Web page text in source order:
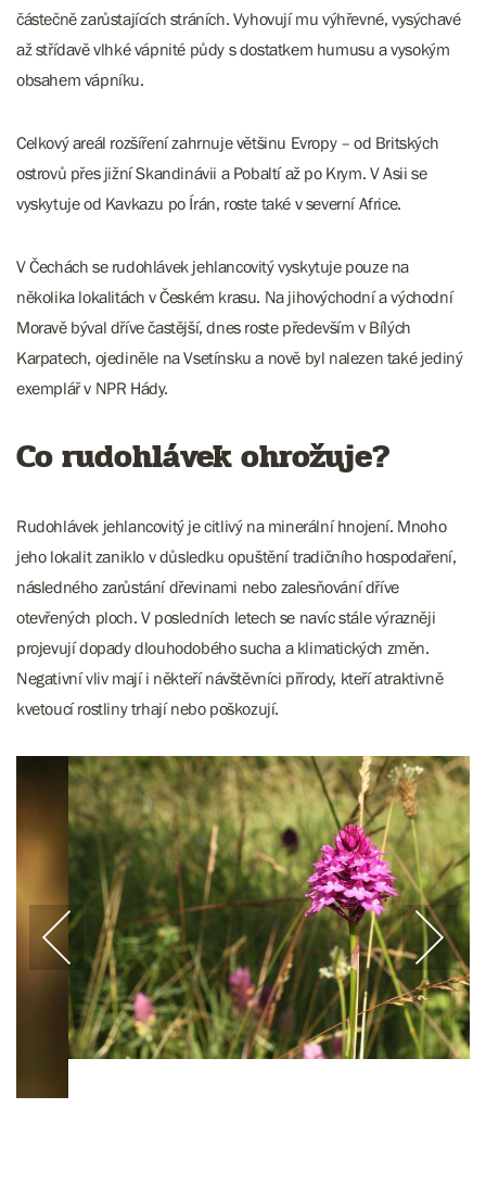
částečně zarůstajících stráních. Vyhovují mu výhřevné, vysýchavé
až střídavě vlhké vápnité půdy s dostatkem humusu a vysokým
obsahem vápníku.
Celkový areál rozšíření zahrnuje většinu Evropy – od Britských
ostrovů přes jižní Skandinávii a Pobaltí až po Krym. V Asii se
vyskytuje od Kavkazu po Írán, roste také v severní Africe.
V Čechách se rudohlávek jehlancovitý vyskytuje pouze na
několika lokalitách v Českém krasu. Na jihovýchodní a východní
Moravě býval dříve častější, dnes roste především v Bílých
Karpatech, ojediněle na Vsetínsku a nově byl nalezen také jediný
exemplář v NPR Hády.
Co rudohlávek ohrožuje?
Rudohlávek jehlancovitý je citlivý na minerální hnojení. Mnoho
jeho lokalit zaniklo v důsledku opuštění tradičního hospodaření,
následného zarůstání dřevinami nebo zalesňování dříve
otevřených ploch. V posledních letech se navíc stále výrazněji
projevují dopady dlouhodobého sucha a klimatických změn.
Negativní vliv mají i někteří návštěvníci přírody, kteří atraktivně
kvetoucí rostliny trhají nebo poškozují.